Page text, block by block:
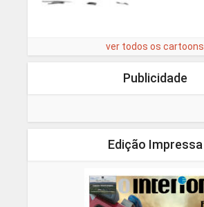
ver todos os cartoons
Publicidade
Edição Impressa